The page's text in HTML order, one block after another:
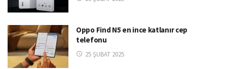
Oppo Find N5 en ince katlanır cep
telefonu
25 ŞUBAT 2025